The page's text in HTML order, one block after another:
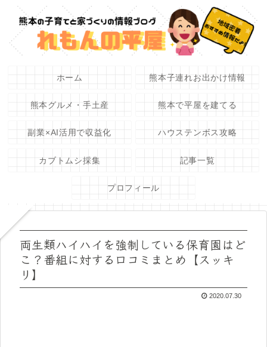
ホーム 熊本子連れお出かけ情報
熊本グルメ・手土産 熊本で平屋を建てる
副業×AI活用で収益化 ハウステンボス攻略
カブトムシ採集 記事一覧
プロフィール
両生類ハイハイを強制している保育園はど
こ？番組に対する口コミまとめ【スッキ
リ】
2020.07.30